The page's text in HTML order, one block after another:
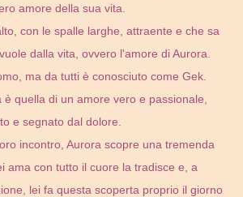
amore della sua vita.
con le spalle larghe, attraente e che sa
dalla vita, ovvero l'amore di Aurora.
ma da tutti è conosciuto come Gek.
quella di un amore vero e passionale,
e segnato dal dolore.
incontro, Aurora scopre una tremenda
ama con tutto il cuore la tradisce e, a
lei fa questa scoperta proprio il giorno